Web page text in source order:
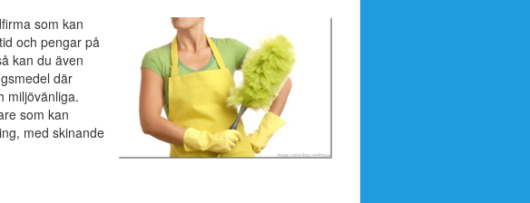
som kan
och pengar på
kan du även
där
miljövänliga.
som kan
med skinande